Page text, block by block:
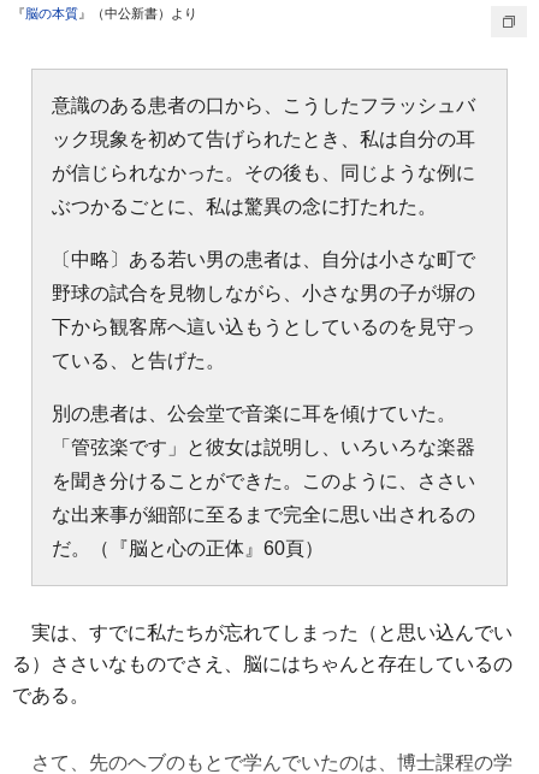
『脳の本質 』（中公新書）より
意識のある患者の口から、こうしたフラッシュバ
ック現象を初めて告げられたとき、私は自分の耳
が信じられなかった。その後も、同じような例に
ぶつかるごとに、私は驚異の念に打たれた。
〔中略〕ある若い男の患者は、自分は小さな町で
野球の試合を見物しながら、小さな男の子が塀の
下から観客席へ這い込もうとしているのを見守っ
ている、と告げた。
別の患者は、公会堂で音楽に耳を傾けていた。
「管弦楽です」と彼女は説明し、いろいろな楽器
を聞き分けることができた。このように、ささい
な出来事が細部に至るまで完全に思い出されるの
だ。（『脳と心の正体』60頁）
実は、すでに私たちが忘れてしまった（と思い込んでい
る）ささいなものでさえ、脳にはちゃんと存在しているの
である。
さて、先のヘブのもとで学んでいたのは、博士課程の学